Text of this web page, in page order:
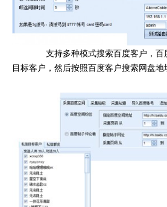
支持多种模式搜索百度客户，百
目标客户，然后按照百度客户搜索网盘地